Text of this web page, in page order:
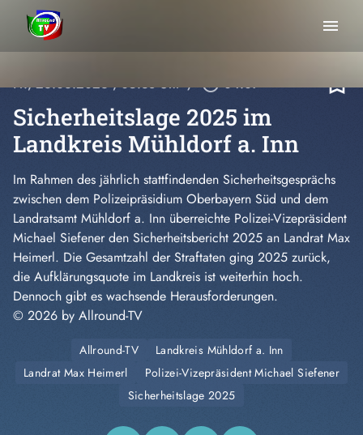
menu
Fr., 26.06.2026, 05:38 Uhr / play_circle_outline04:07 bookmark_border
Sicherheitslage 2025 im
Landkreis Mühldorf a. Inn
Im Rahmen des jährlich stattfindenden Sicherheitsgesprächs
zwischen dem Polizeipräsidium Oberbayern Süd und dem
Landratsamt Mühldorf a. Inn überreichte Polizei-Vizepräsident
Michael Siefener den Sicherheitsbericht 2025 an Landrat Max
Heimerl. Die Gesamtzahl der Straftaten ging 2025 zurück,
die Aufklärungsquote im Landkreis ist weiterhin hoch.
Dennoch gibt es wachsende Herausforderungen.
© 2026 by Allround-TV
Allround-TV
Landkreis Mühldorf a. Inn
Landrat Max Heimerl
Polizei-Vizepräsident Michael Siefener
Sicherheitslage 2025